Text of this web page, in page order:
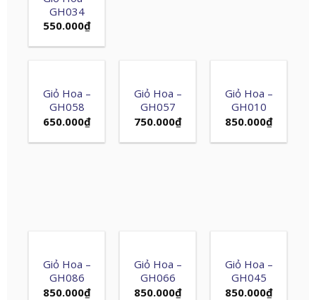
GH034
550.000₫
Giỏ Hoa –
GH058
650.000₫
Giỏ Hoa –
GH057
750.000₫
Giỏ Hoa –
GH010
850.000₫
Giỏ Hoa –
GH086
850.000₫
Giỏ Hoa –
GH066
850.000₫
Giỏ Hoa –
GH045
850.000₫